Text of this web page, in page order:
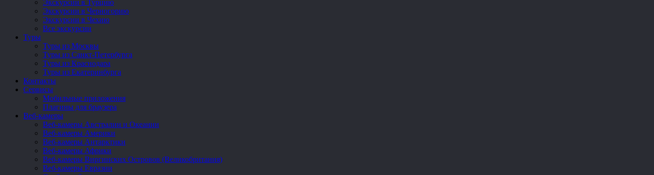
Экскурсии в Турцию
Экскурсии в Черногорию
Экскурсии в Чехию
Все экскурсии
Туры
Туры из Москвы
Туры из Санкт-Петербурга
Туры из Краснодара
Туры из Екатеринбурга
Контакты
Сервисы
Мобильные приложения
Плагины для браузера
Веб-камеры
Веб-камеры Австралии и Океании
Веб-камеры Америки
Веб-камеры Антарктики
Веб-камеры Африки
Веб-камеры Виргинских Островов (Великобритания)
Веб-камеры Евразии